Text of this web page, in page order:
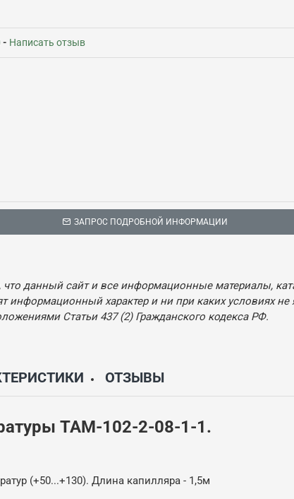
- Написать отзыв
ЗАПРОС ПОДРОБНОЙ ИНФОРМАЦИИ
данный сайт и все информационные материалы,
информационный характер и ни при каких условиях не
Статьи 437 (2) Гражданского кодекса РФ.
ОТЗЫВЫ
ТАМ-102-2-08-1-1.
(+50...+130). Длина капилляра - 1,5м